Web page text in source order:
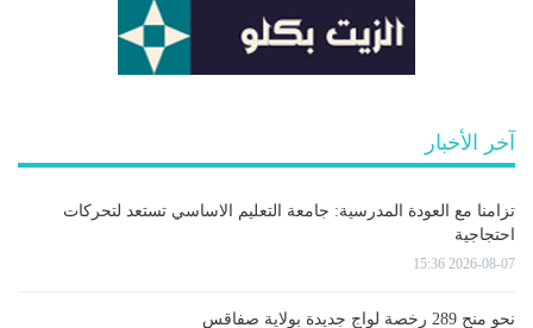
آخر الأخبار
تزامنا مع العودة المدرسية: جامعة التعليم الاساسي تستعد لتحركات
احتجاجية
2026-08-07 15:36
نحو منح 289 رخصة لواج جديدة بولاية صفاقس